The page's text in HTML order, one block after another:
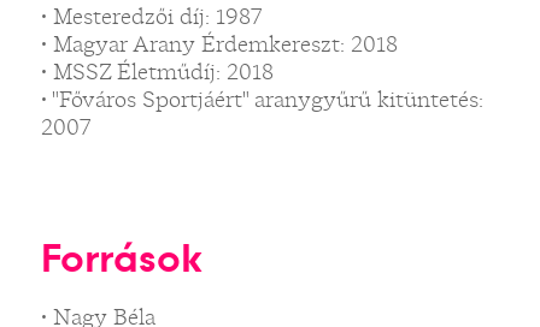
• Mesteredzői díj: 1987
• Magyar Arany Érdemkereszt: 2018
• MSSZ Életműdíj: 2018
• "Főváros Sportjáért" aranygyűrű kitüntetés:
2007
Források
• Nagy Béla